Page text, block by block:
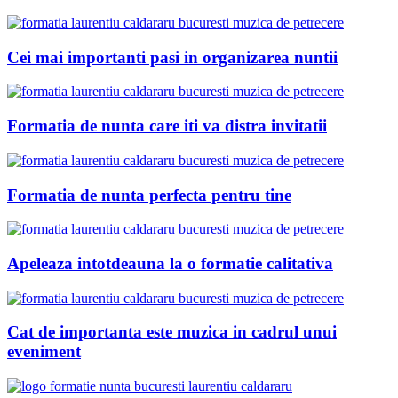
Cei mai importanti pasi in organizarea nuntii
Formatia de nunta care iti va distra invitatii
Formatia de nunta perfecta pentru tine
Apeleaza intotdeauna la o formatie calitativa
Cat de importanta este muzica in cadrul unui
eveniment